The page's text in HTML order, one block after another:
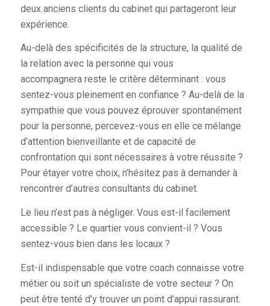
deux anciens clients du cabinet qui partageront leur
expérience.
Au-delà des spécificités de la structure, la qualité de
la relation avec la personne qui vous
accompagnera reste le critère déterminant : vous
sentez-vous pleinement en confiance ? Au-delà de la
sympathie que vous pouvez éprouver spontanément
pour la personne, percevez-vous en elle ce mélange
d’attention bienveillante et de capacité de
confrontation qui sont nécessaires à votre réussite ?
Pour étayer votre choix, n’hésitez pas à demander à
rencontrer d’autres consultants du cabinet.
Le lieu n’est pas à négliger. Vous est-il facilement
accessible ? Le quartier vous convient-il ? Vous
sentez-vous bien dans les locaux ?
Est-il indispensable que votre coach connaisse votre
métier ou soit un spécialiste de votre secteur ? On
peut être tenté d’y trouver un point d’appui rassurant.